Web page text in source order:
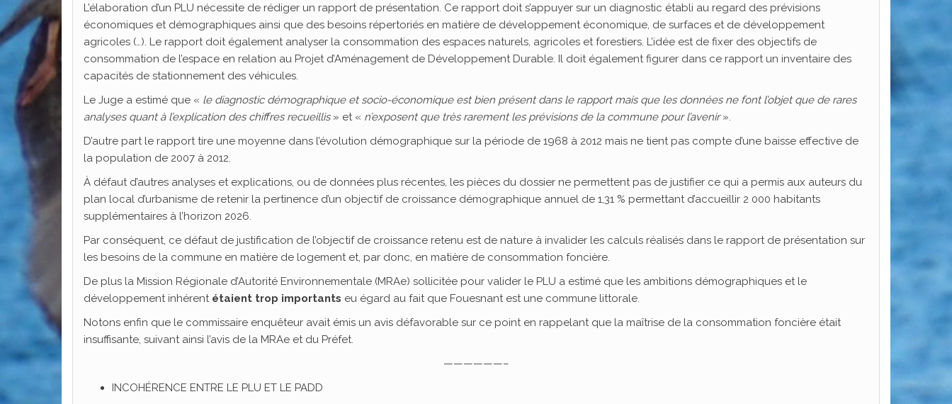
L’élaboration d’un PLU nécessite de rédiger un rapport de présentation. Ce rapport doit s’appuyer sur un diagnostic établi au regard des prévisions
économiques et démographiques ainsi que des besoins répertoriés en matière de développement économique, de surfaces et de développement
agricoles (…). Le rapport doit également analyser la consommation des espaces naturels, agricoles et forestiers. L’idée est de fixer des objectifs de
consommation de l’espace en relation au Projet d’Aménagement de Développement Durable. Il doit également figurer dans ce rapport un inventaire des
capacités de stationnement des véhicules.
Le Juge a estimé que « le diagnostic démographique et socio-économique est bien présent dans le rapport mais que les données ne font l’objet que de rares
analyses quant à l’explication des chiffres recueillis» et « n’exposent que très rarement les prévisions de la commune pour l’avenir».
D’autre part le rapport tire une moyenne dans l’évolution démographique sur la période de 1968 à 2012 mais ne tient pas compte d’une baisse effective de
la population de 2007 à 2012.
À défaut d’autres analyses et explications, ou de données plus récentes, les pièces du dossier ne permettent pas de justifier ce qui a permis aux auteurs du
plan local d’urbanisme de retenir la pertinence d’un objectif de croissance démographique annuel de 1,31 % permettant d’accueillir 2 000 habitants
supplémentaires à l’horizon 2026.
Par conséquent, ce défaut de justification de l’objectif de croissance retenu est de nature à invalider les calculs réalisés dans le rapport de présentation sur
les besoins de la commune en matière de logement et, par donc, en matière de consommation foncière.
De plus la Mission Régionale d’Autorité Environnementale (MRAe) sollicitée pour valider le PLU a estimé que les ambitions démographiques et le
développement inhérent étaient trop importants eu égard au fait que Fouesnant est une commune littorale.
Notons enfin que le commissaire enquêteur avait émis un avis défavorable sur ce point en rappelant que la maîtrise de la consommation foncière était
insuffisante, suivant ainsi l’avis de la MRAe et du Préfet.
——————–
INCOHÉRENCE ENTRE LE PLU ET LE PADD